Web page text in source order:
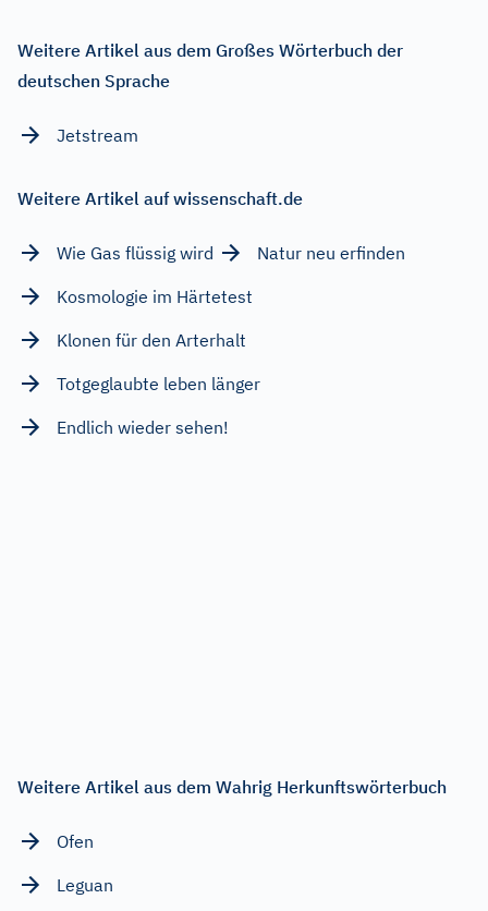
Weitere Artikel aus dem Großes Wörterbuch der
deutschen Sprache
Jetstream
Weitere Artikel auf wissenschaft.de
Wie Gas flüssig wird
Natur neu erfinden
Kosmologie im Härtetest
Klonen für den Arterhalt
Totgeglaubte leben länger
Endlich wieder sehen!
Weitere Artikel aus dem Wahrig Herkunftswörterbuch
Ofen
Leguan